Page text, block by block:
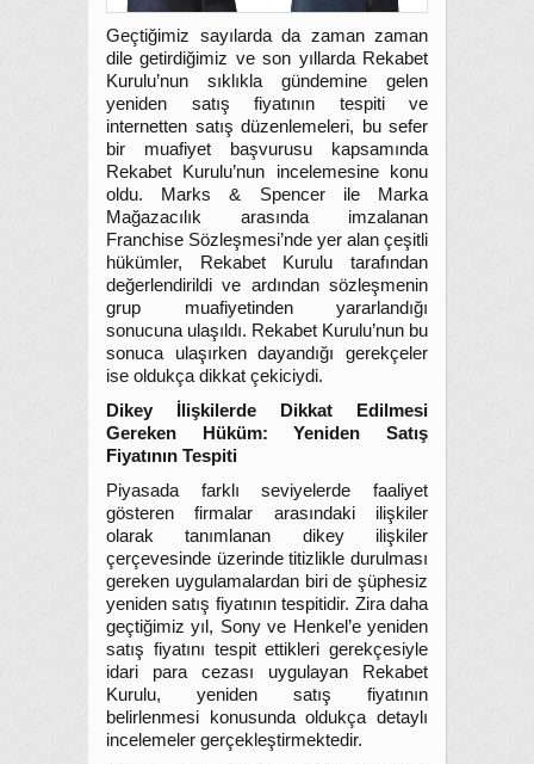
Geçtiğimiz sayılarda da zaman zaman
dile getirdiğimiz ve son yıllarda Rekabet
Kurulu’nun sıklıkla gündemine gelen
yeniden satış fiyatının tespiti ve
internetten satış düzenlemeleri, bu sefer
bir muafiyet başvurusu kapsamında
Rekabet Kurulu’nun incelemesine konu
oldu. Marks & Spencer ile Marka
Mağazacılık arasında imzalanan
Franchise Sözleşmesi’nde yer alan çeşitli
hükümler, Rekabet Kurulu tarafından
değerlendirildi ve ardından sözleşmenin
grup muafiyetinden yararlandığı
sonucuna ulaşıldı. Rekabet Kurulu’nun bu
sonuca ulaşırken dayandığı gerekçeler
ise oldukça dikkat çekiciydi.
Dikey İlişkilerde Dikkat Edilmesi
Gereken Hüküm: Yeniden Satış
Fiyatının Tespiti
Piyasada farklı seviyelerde faaliyet
gösteren firmalar arasındaki ilişkiler
olarak tanımlanan dikey ilişkiler
çerçevesinde üzerinde titizlikle durulması
gereken uygulamalardan biri de şüphesiz
yeniden satış fiyatının tespitidir. Zira daha
geçtiğimiz yıl, Sony ve Henkel’e yeniden
satış fiyatını tespit ettikleri gerekçesiyle
idari para cezası uygulayan Rekabet
Kurulu, yeniden satış fiyatının
belirlenmesi konusunda oldukça detaylı
incelemeler gerçekleştirmektedir.